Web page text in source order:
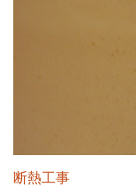
断熱工事